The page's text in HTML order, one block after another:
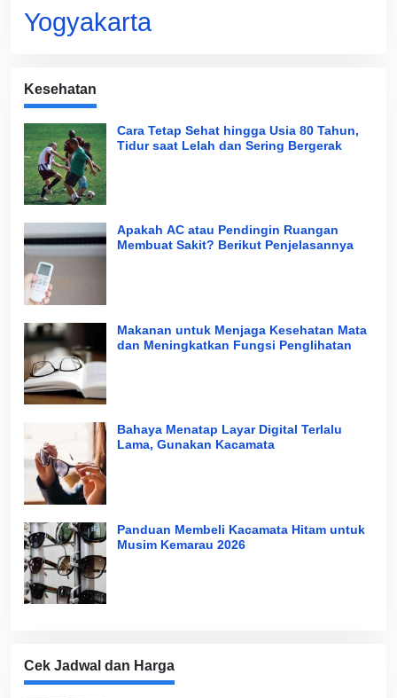
Yogyakarta
Kesehatan
Cara Tetap Sehat hingga Usia 80 Tahun,
Tidur saat Lelah dan Sering Bergerak
Apakah AC atau Pendingin Ruangan
Membuat Sakit? Berikut Penjelasannya
Makanan untuk Menjaga Kesehatan Mata
dan Meningkatkan Fungsi Penglihatan
Bahaya Menatap Layar Digital Terlalu
Lama, Gunakan Kacamata
Panduan Membeli Kacamata Hitam untuk
Musim Kemarau 2026
Cek Jadwal dan Harga